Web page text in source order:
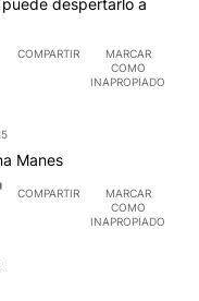
despertarlo a
COMPARTIR
MARCAR
COMO
INAPROPIADO
Manes
COMPARTIR
MARCAR
COMO
INAPROPIADO